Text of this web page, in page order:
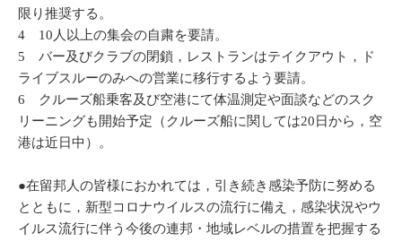
限り推奨する。
4 10人以上の集会の自粛を要請。
5 バー及びクラブの閉鎖，レストランはテイクアウト，ド
ライブスルーのみへの営業に移行するよう要請。
6 クルーズ船乗客及び空港にて体温測定や面談などのスク
リーニングも開始予定（クルーズ船に関しては20日から，空
港は近日中）。
●在留邦人の皆様におかれては，引き続き感染予防に努める
とともに，新型コロナウイルスの流行に備え，感染状況やウ
イルス流行に伴う今後の連邦・地域レベルの措置を把握する